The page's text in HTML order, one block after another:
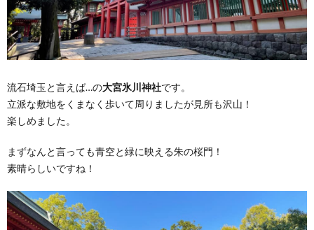
流石埼玉と言えば…の大宮氷川神社です。
立派な敷地をくまなく歩いて周りましたが見所も沢山！
楽しめました。
まずなんと言っても青空と緑に映える朱の桜門！
素晴らしいですね！